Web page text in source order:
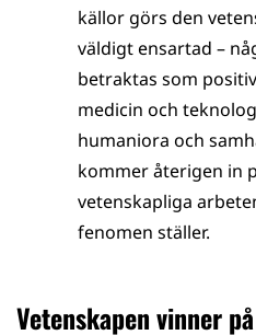
källor görs den
väldigt ensartad –
betraktas som
medicin och
humaniora och
kommer återigen in
vetenskapliga
fenomen ställer.
Vetenskapen vinner